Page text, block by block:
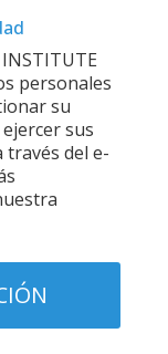
INSTITUTE
personales
su
sus
través del e-